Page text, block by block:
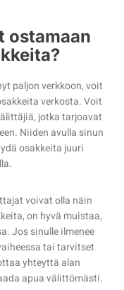
ostamaan
paljon verkkoon, voit
verkosta. Voit
jotka tarjoavat
Niiden avulla sinun
osakkeita juuri
voivat olla näin
on hyvä muistaa,
Jos sinulle ilmenee
tai tarvitset
yhteyttä alan
apua välittömästi.